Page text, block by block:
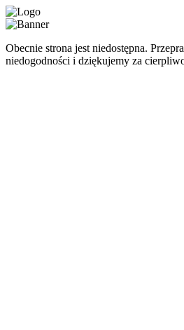
Obecnie strona jest niedostępna.
niedogodności i dziękujemy za